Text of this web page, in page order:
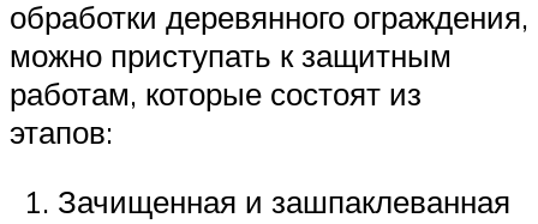
обработки деревянного ограждения,
можно приступать к защитным
работам, которые состоят из
этапов:
Зачищенная и зашпаклеванная